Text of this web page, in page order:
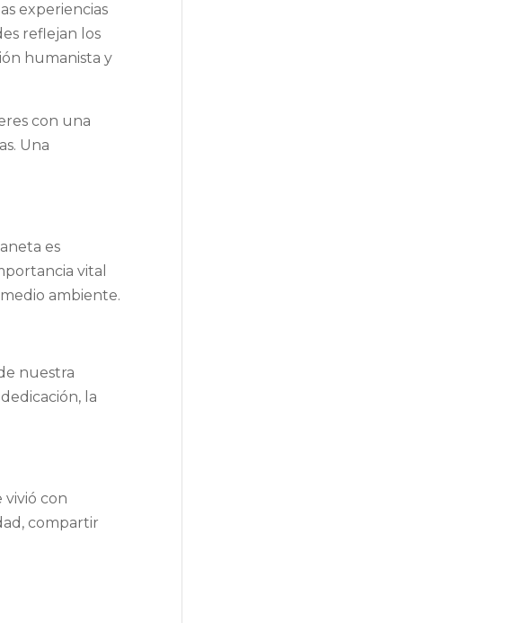
experiencias
reflejan los
humanista y
con una
Una
es
vital
ambiente.
nuestra
la
vivió con
compartir